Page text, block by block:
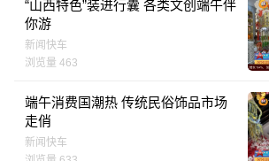
“山西特色”装进行囊 各类文创端午伴
你游
新闻快车
浏览量 463
端午消费国潮热 传统民俗饰品市场
走俏
新闻快车